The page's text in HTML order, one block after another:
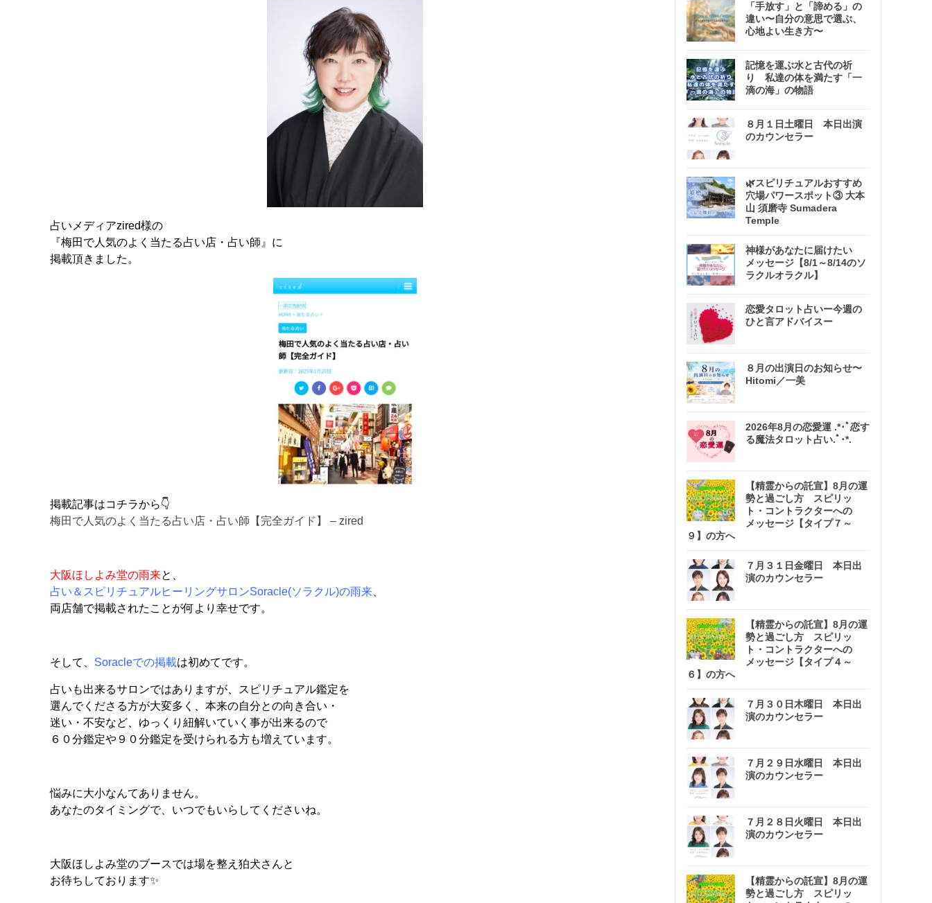
占いメディアzired様の
『梅田で人気のよく当たる占い店・占い師』に
掲載頂きました。
掲載記事はコチラから👇
梅田で人気のよく当たる占い店・占い師【完全ガイド】 – zired
大阪ほしよみ堂の雨来と、
占い＆スピリチュアルヒーリングサロンSoracle(ソラクル)の雨来
両店舗で掲載されたことが何より幸せです。
そして、 Soracleでの掲載は初めてです。
占いも出来るサロンではありますが、スピリチュアル鑑定を
選んでくださる方が大変多く、本来の自分との向き合い・
迷い・不安など、ゆっくり紐解いていく事が出来るので
６０分鑑定や９０分鑑定を受けられる方も増えています。
悩みに大小なんてありません。
あなたのタイミングで、いつでもいらしてくださいね。
大阪ほしよみ堂のブースでは場を整え狛犬さんと
お待ちしております✨
「手放す」と「諦める」の
違い〜自分の意思で選ぶ、
心地よい生き方〜
記憶を運ぶ水と古代の祈
り 私達の体を満たす「一
滴の海」の物語
８月１日土曜日 本日出演
のカウンセラー
🌿スピリチュアルおすすめ
穴場パワースポット③ 大本
山 須磨寺 Sumadera
Temple
神様があなたに届けたい
メッセージ【8/1～8/14のソ
ラクルオラクル】
恋愛タロット占いー今週の
ひと言アドバイスー
８月の出演日のお知らせ〜
Hitomi／一美
2026年8月の恋愛運 .*･ﾟ恋す
る魔法タロット占い.ﾟ･*.
【精霊からの託宣】8月の運
勢と過ごし方 スピリッ
ト・コントラクターへの
メッセージ【タイプ７～
９】の方へ
７月３１日金曜日 本日出
演のカウンセラー
【精霊からの託宣】8月の運
勢と過ごし方 スピリッ
ト・コントラクターへの
メッセージ【タイプ４～
６】の方へ
７月３０日木曜日 本日出
演のカウンセラー
７月２９日水曜日 本日出
演のカウンセラー
７月２８日火曜日 本日出
演のカウンセラー
【精霊からの託宣】8月の運
勢と過ごし方 スピリッ